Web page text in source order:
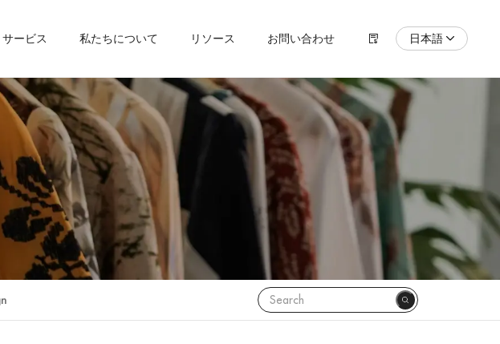
ービス 私たちについて
オンのプロフィール
オンの事業部門
ー
リソース お問い合わせ 日本語
ENGLISH
Español
Pусский язык
Português
Polski
日本語
Français
한국어